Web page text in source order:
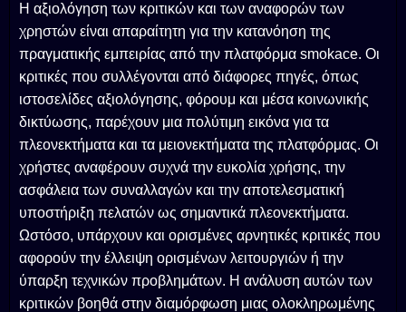
Η αξιολόγηση των κριτικών και των αναφορών των
χρηστών είναι απαραίτητη για την κατανόηση της
πραγματικής εμπειρίας από την πλατφόρμα smokace. Οι
κριτικές που συλλέγονται από διάφορες πηγές, όπως
ιστοσελίδες αξιολόγησης, φόρουμ και μέσα κοινωνικής
δικτύωσης, παρέχουν μια πολύτιμη εικόνα για τα
πλεονεκτήματα και τα μειονεκτήματα της πλατφόρμας. Οι
χρήστες αναφέρουν συχνά την ευκολία χρήσης, την
ασφάλεια των συναλλαγών και την αποτελεσματική
υποστήριξη πελατών ως σημαντικά πλεονεκτήματα.
Ωστόσο, υπάρχουν και ορισμένες αρνητικές κριτικές που
αφορούν την έλλειψη ορισμένων λειτουργιών ή την
ύπαρξη τεχνικών προβλημάτων. Η ανάλυση αυτών των
κριτικών βοηθά στην διαμόρφωση μιας ολοκληρωμένης